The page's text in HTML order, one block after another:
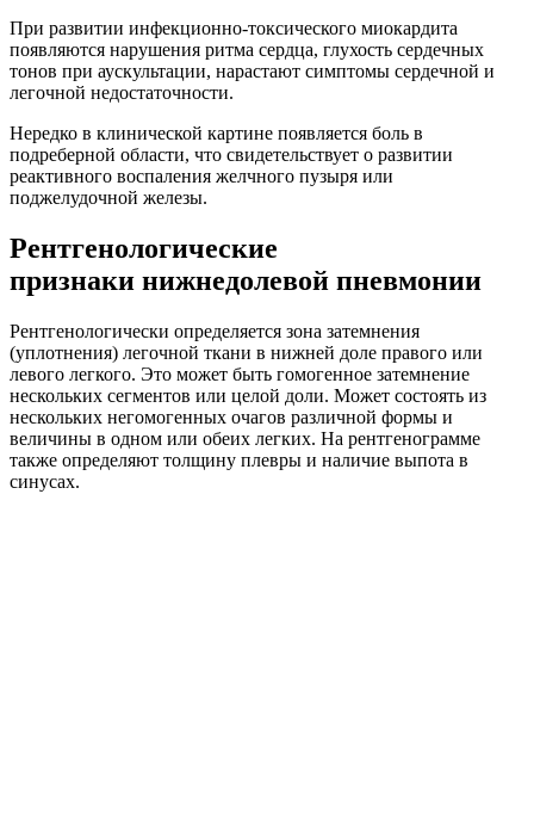
При развитии инфекционно-токсического миокардита
появляются нарушения ритма сердца, глухость сердечных
тонов при аускультации, нарастают симптомы сердечной и
легочной недостаточности.
Нередко в клинической картине появляется боль в
подреберной области, что свидетельствует о развитии
реактивного воспаления желчного пузыря или
поджелудочной железы.
Рентгенологические
признаки нижнедолевой пневмонии
Рентгенологически определяется зона затемнения
(уплотнения) легочной ткани в нижней доле правого или
левого легкого. Это может быть гомогенное затемнение
нескольких сегментов или целой доли. Может состоять из
нескольких негомогенных очагов различной формы и
величины в одном или обеих легких. На рентгенограмме
также определяют толщину плевры и наличие выпота в
синусах.